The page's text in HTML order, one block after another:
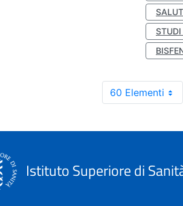
60 Elementi
Istituto Superiore di